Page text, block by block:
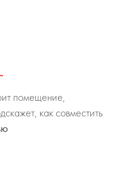
помещение,
как совместить